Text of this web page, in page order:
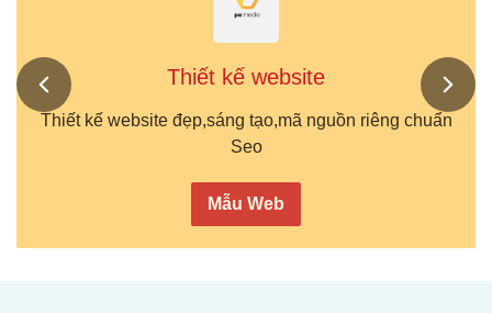
Thiết kế website
Thiết kế website đẹp,sáng tạo,mã nguồn riêng chuẩn
Seo
Mẫu Web